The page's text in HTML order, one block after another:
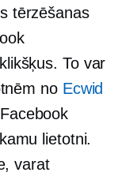
tērzēšanas
To var
no Ecwid
lietotni.
varat